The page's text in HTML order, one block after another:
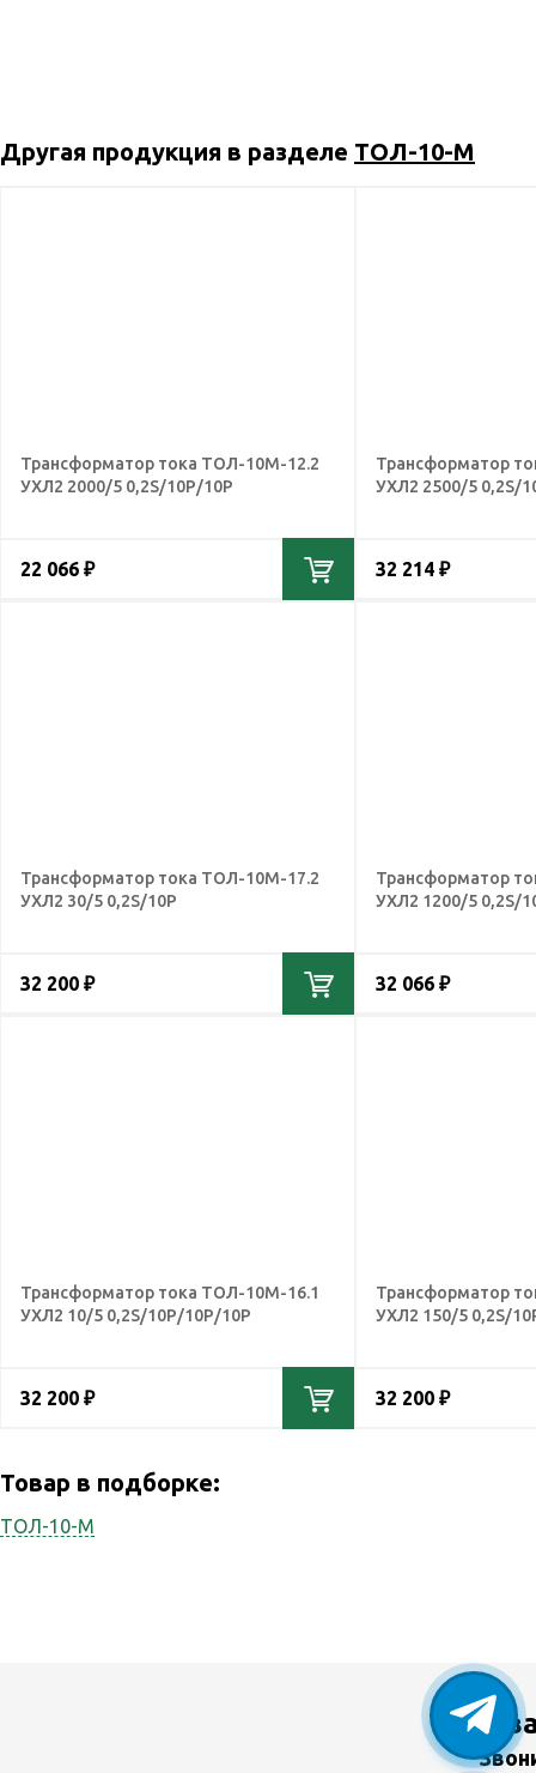
Другая продукция в разделе ТОЛ-10-М
Трансформатор тока ТОЛ-10М-12.2
УХЛ2 2000/5 0,2S/10Р/10Р
22 066 ₽
Трансформатор
УХЛ2 2500/5 0,2S/
32 214 ₽
Трансформатор тока ТОЛ-10М-17.2
УХЛ2 30/5 0,2S/10Р
32 200 ₽
Трансформатор
УХЛ2 1200/5 0,2S/
32 066 ₽
Трансформатор тока ТОЛ-10М-16.1
УХЛ2 10/5 0,2S/10Р/10Р/10Р
32 200 ₽
Трансформатор
УХЛ2 150/5 0,2S/
32 200 ₽
Товар в подборке:
ТОЛ-10-М
У